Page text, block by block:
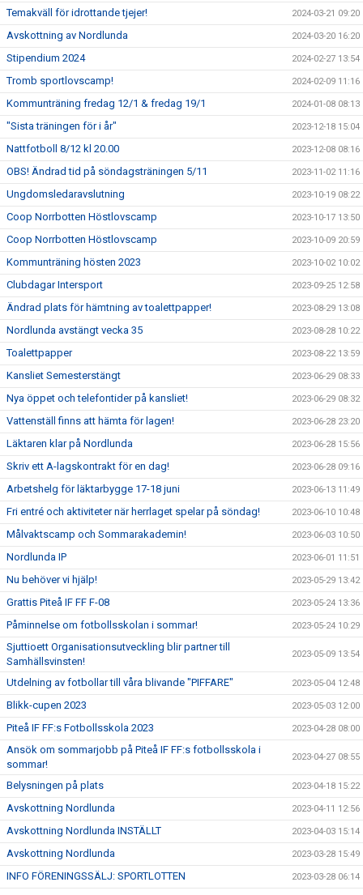
Temakväll för idrottande tjejer! 2024-03-21 09:20
Avskottning av Nordlunda 2024-03-20 16:20
Stipendium 2024 2024-02-27 13:54
Tromb sportlovscamp! 2024-02-09 11:16
Kommunträning fredag 12/1 & fredag 19/1 2024-01-08 08:13
"Sista träningen för i år" 2023-12-18 15:04
Nattfotboll 8/12 kl 20.00 2023-12-08 08:16
OBS! Ändrad tid på söndagsträningen 5/11 2023-11-02 11:16
Ungdomsledaravslutning 2023-10-19 08:22
Coop Norrbotten Höstlovscamp 2023-10-17 13:50
Coop Norrbotten Höstlovscamp 2023-10-09 20:59
Kommunträning hösten 2023 2023-10-02 10:02
Clubdagar Intersport 2023-09-25 12:58
Ändrad plats för hämtning av toalettpapper! 2023-08-29 13:08
Nordlunda avstängt vecka 35 2023-08-28 10:22
Toalettpapper 2023-08-22 13:59
Kansliet Semesterstängt 2023-06-29 08:33
Nya öppet och telefontider på kansliet! 2023-06-29 08:32
Vattenställ finns att hämta för lagen! 2023-06-28 23:20
Läktaren klar på Nordlunda 2023-06-28 15:56
Skriv ett A-lagskontrakt för en dag! 2023-06-28 09:16
Arbetshelg för läktarbygge 17-18 juni 2023-06-13 11:49
Fri entré och aktiviteter när herrlaget spelar på söndag! 2023-06-10 10:48
Målvaktscamp och Sommarakademin! 2023-06-03 10:50
Nordlunda IP 2023-06-01 11:51
Nu behöver vi hjälp! 2023-05-29 13:42
Grattis Piteå IF FF F-08 2023-05-24 13:36
Påminnelse om fotbollsskolan i sommar! 2023-05-24 10:29
Sjuttioett Organisationsutveckling blir partner till
Samhällsvinsten!
2023-05-09 13:54
Utdelning av fotbollar till våra blivande "PIFFARE" 2023-05-04 12:48
Blikk-cupen 2023 2023-05-03 12:00
Piteå IF FF:s Fotbollsskola 2023 2023-04-28 08:00
Ansök om sommarjobb på Piteå IF FF:s fotbollsskola i
sommar!
2023-04-27 08:55
Belysningen på plats 2023-04-18 15:22
Avskottning Nordlunda 2023-04-11 12:56
Avskottning Nordlunda INSTÄLLT 2023-04-03 15:14
Avskottning Nordlunda 2023-03-28 15:49
INFO FÖRENINGSSÄLJ: SPORTLOTTEN 2023-03-28 06:14